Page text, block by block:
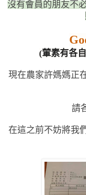
沒有會員的朋友不
(葷素有各
現在農家許媽媽正
請
在這之前不妨將我